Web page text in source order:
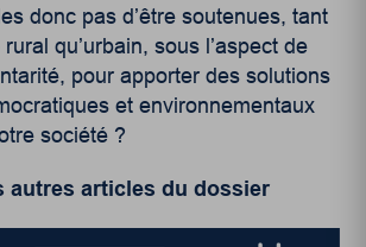
donc pas d’être soutenues, tant
qu’urbain, sous l’aspect de
pour apporter des solutions
et environnementaux
société ?
autres articles du dossier